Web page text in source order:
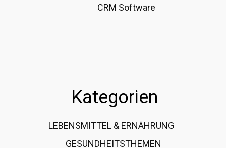
CRM Software
Kategorien
LEBENSMITTEL & ERNÄHRUNG
GESUNDHEITSTHEMEN